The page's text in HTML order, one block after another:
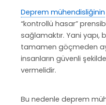
Deprem mühendisliğinin
“kontrollü hasar”
sağlamaktır. Yani yapı,
tamamen göçmeden
insanların güvenli
vermelidir.
Bu nedenle deprem